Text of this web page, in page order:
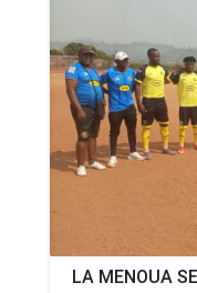
LA MENOUA